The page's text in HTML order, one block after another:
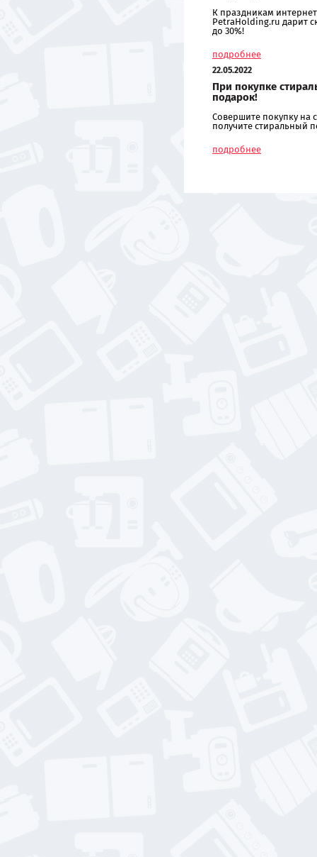
К праздникам
PetraHolding.ru дарит
до 30%!
подробнее
22.05.2022
При покупке
подарок!
Совершите покупку на
получите стиральный
подробнее